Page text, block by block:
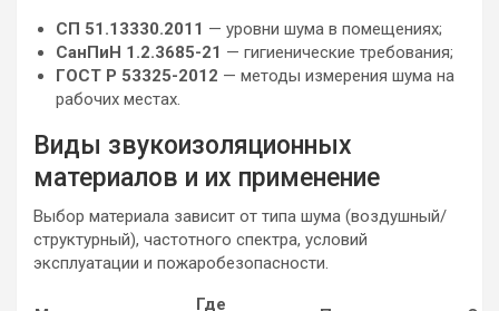
СП 51.13330.2011 — уровни шума в помещениях;
СанПиН 1.2.3685-21 — гигиенические требования;
ГОСТ Р 53325-2012 — методы измерения шума на
рабочих местах.
Виды звукоизоляционных
материалов и их применение
Выбор материала зависит от типа шума (воздушный/
структурный), частотного спектра, условий
эксплуатации и пожаробезопасности.
Где